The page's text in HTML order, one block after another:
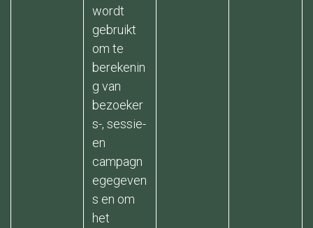
wordt
gebruikt
om te
berekenin
g van
bezoeker
s-, sessie-
en
campagn
egegeven
s en om
het